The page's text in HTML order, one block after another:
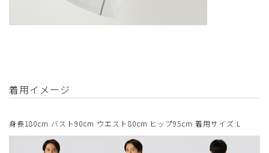
着用イメージ
身長180cm バスト90cm ウエスト80cm ヒップ95cm 着用サイズ:L